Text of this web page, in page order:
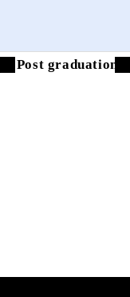
Post graduation